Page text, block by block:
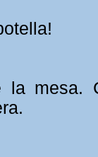
la mesa.